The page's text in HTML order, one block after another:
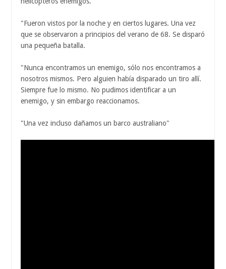
"Fueron vistos por la noche y en ciertos lugares. Una vez
que se observaron a principios del verano de 68. Se disparó
una pequeña batalla.
"Nunca encontramos un enemigo, sólo nos encontramos a
nosotros mismos. Pero alguien había disparado un tiro allí.
Siempre fue lo mismo. No pudimos identificar a un
enemigo, y sin embargo reaccionamos.
"Una vez incluso dañamos un barco australiano"